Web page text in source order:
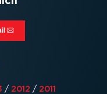
/ 2012 / 2011